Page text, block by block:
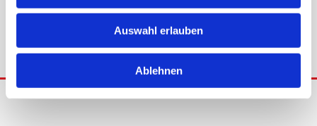
Auswahl erlauben
Ablehnen